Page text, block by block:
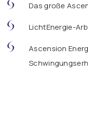
Das große
LichtEnergie-
Ascension